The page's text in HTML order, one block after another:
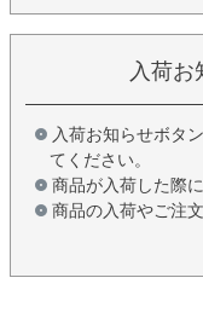
入荷お
入荷お知らせボタ
てください。
商品が入荷した際
商品の入荷やご注